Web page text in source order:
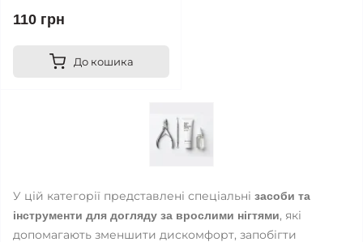
110 грн
До кошика
У цій категорії представлені спеціальні засоби та
інструменти для догляду за врослими нігтями, які
допомагають зменшити дискомфорт, запобігти